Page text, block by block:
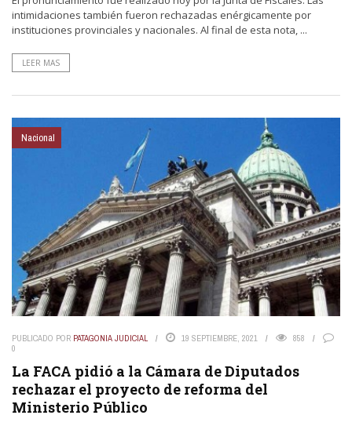
intimidaciones también fueron rechazadas enérgicamente por
instituciones provinciales y nacionales. Al final de esta nota, ...
LEER MAS
Nacional
PUBLICADO POR PATAGONIA JUDICIAL 19 SEPTIEMBRE, 2021
858
0
La FACA pidió a la Cámara de Diputados
rechazar el proyecto de reforma del
Ministerio Público